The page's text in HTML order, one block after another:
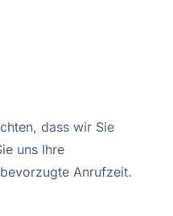
dass wir Sie
uns Ihre
Anrufzeit.